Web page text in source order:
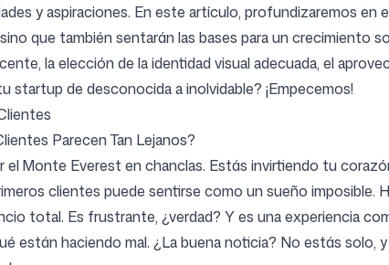
FAQ
y aspiraciones. En este artículo, profundizaremos en
que también sentarán las bases para un crecimiento
la elección de la identidad visual adecuada, el
de desconocida a inolvidable? ¡Empecemos!
Parecen Tan Lejanos?
el Monte Everest en chanclas. Estás invirtiendo tu
clientes puede sentirse como un sueño imposible.
total. Es frustrante, ¿verdad? Y es una experiencia
están haciendo mal. ¿La buena noticia? No estás solo, y